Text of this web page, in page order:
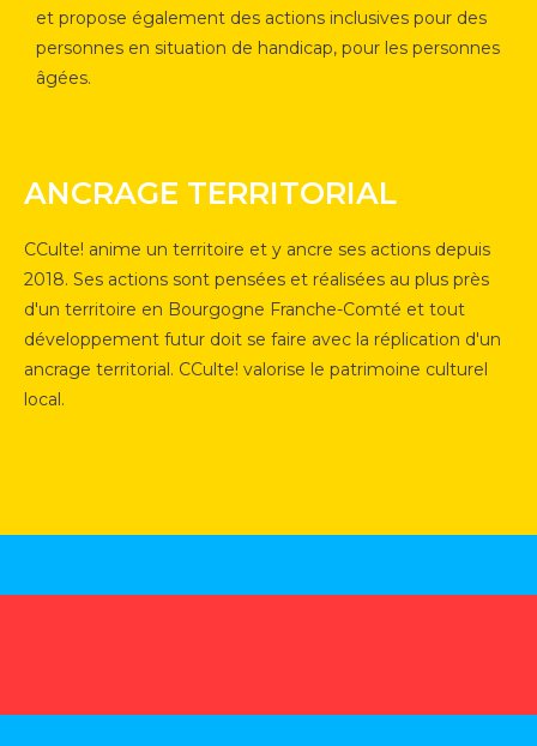
et propose également des actions inclusives pour des
personnes en situation de handicap, pour les personnes
âgées.
ANCRAGE TERRITORIAL
CCulte! anime un territoire et y ancre ses actions depuis
2018. Ses actions sont pensées et réalisées au plus près
d'un territoire en Bourgogne Franche-Comté et tout
développement futur doit se faire avec la réplication d'un
ancrage territorial. CCulte! valorise le patrimoine culturel
local.